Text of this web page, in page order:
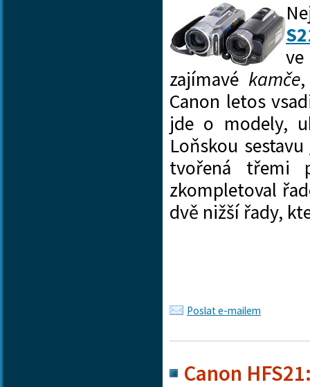
zajímavé kamče,
Canon letos
jde o modely,
Loňskou sestavu
tvořená třemi
zkompletoval
dvě nižší řady,
Poslat e-mailem
Canon